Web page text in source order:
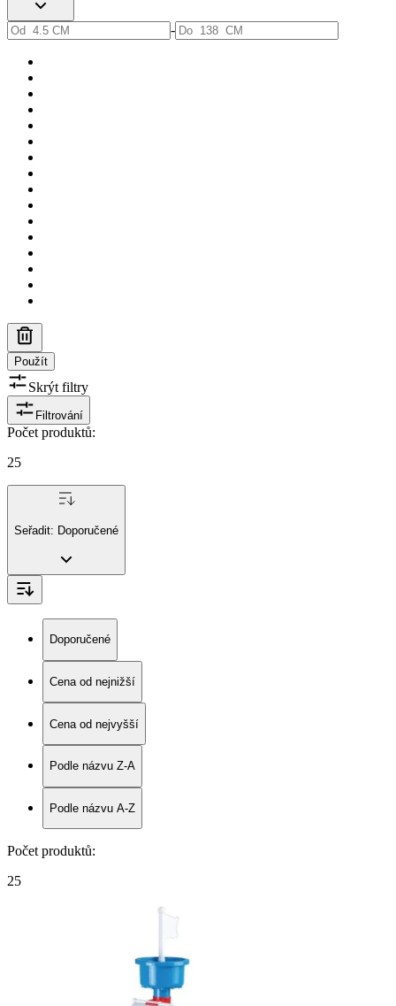
-
Použít
Skrýt filtry
Filtrování
Počet produktů:
25
Seřadit: Doporučené
Doporučené
Cena od nejnižší
Cena od nejvyšší
Podle názvu Z-A
Podle názvu A-Z
Počet produktů:
25